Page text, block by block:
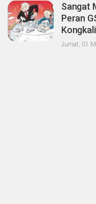
Sangat
Peran
CERI;
Jumat, 01